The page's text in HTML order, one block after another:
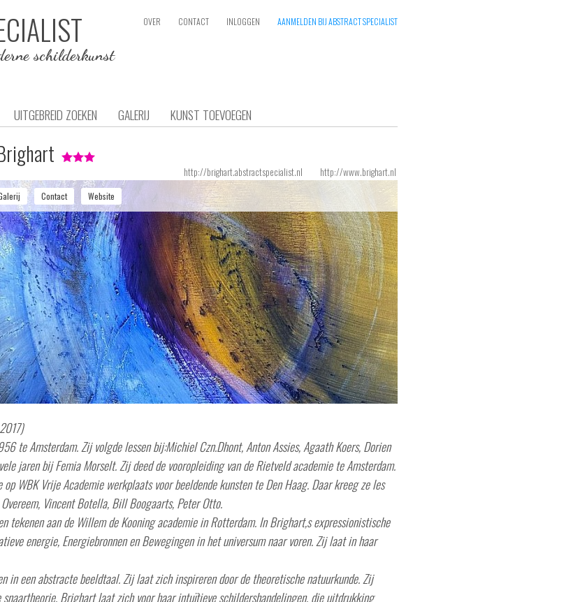
schilderkunst
OVER CONTACT INLOGGEN AANMELDEN BIJ ABSTRACT SPECIALIST
UITGEBREID ZOEKEN GALERIJ KUNST TOEVOEGEN
http://www.brighart.nl
http://brighart.abstractspecialist.nl
te Amsterdam. Zij volgde lessen bij:Michiel Czn.Dhont, Anton Assies, Agaath Koers, Dorien
jaren bij Femia Morselt. Zij deed de vooropleiding van de Rietveld academie te Amsterdam.
WBK Vrije Academie werkplaats voor beeldende kunsten te Den Haag. Daar kreeg ze les
Vincent Botella, Bill Boogaarts, Peter Otto.
tekenen aan de Willem de Kooning academie in Rotterdam. In Brighart,s expressionistische
energie, Energiebronnen en Bewegingen in het universum naar voren. Zij laat in haar
in een abstracte beeldtaal. Zij laat zich inspireren door de theoretische natuurkunde. Zij
Brighart laat zich voor haar intuïtieve schildershandelingen, die uitdrukking